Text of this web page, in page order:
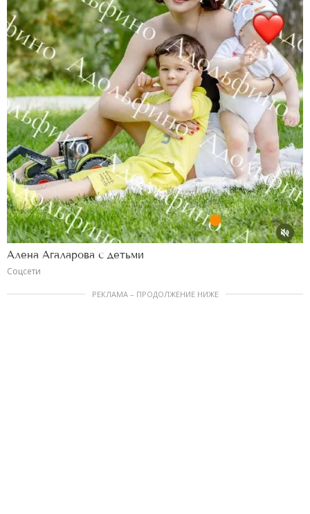
Алена Агаларова с детьми
Соцсети
РЕКЛАМА – ПРОДОЛЖЕНИЕ НИЖЕ